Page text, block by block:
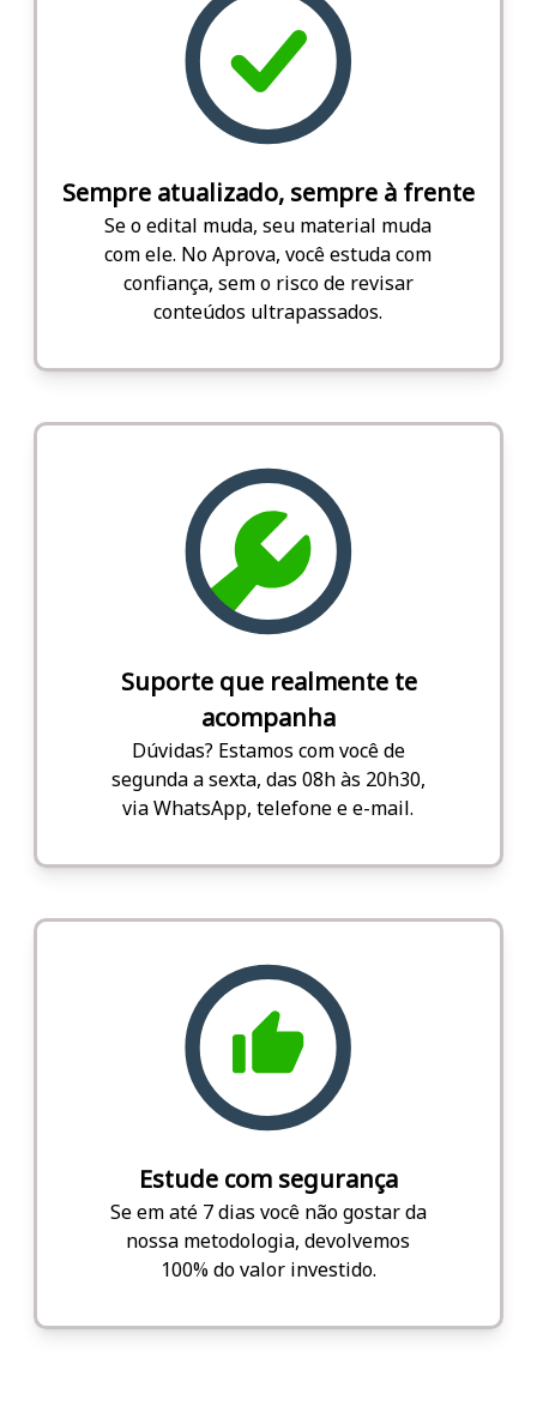
Sempre atualizado, sempre à frente
Se o edital muda, seu material muda
com ele. No Aprova, você estuda com
confiança, sem o risco de revisar
conteúdos ultrapassados.
Suporte que realmente te
acompanha
Dúvidas? Estamos com você de
segunda a sexta, das 08h às 20h30,
via WhatsApp, telefone e e-mail.
Estude com segurança
Se em até 7 dias você não gostar da
nossa metodologia, devolvemos
100% do valor investido.